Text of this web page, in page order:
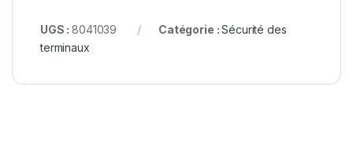
UGS :8041039 Catégorie :Sécurité des
terminaux